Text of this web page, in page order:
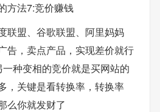
方法7:竞价赚钱
联盟、谷歌联盟、阿里妈妈
告，卖点产品，实现差价就行
种变相的竞价就是买网站的
，关键是看转换率，转换率
么你就发财了